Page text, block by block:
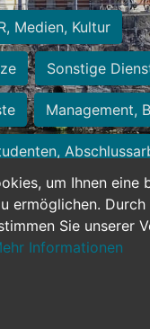
um Ihnen eine
ermöglichen.
Sie unserer
Informationen
Medien, Kultur
Sonstige
Management,
Assistenz,
und Nebenjobs
duale